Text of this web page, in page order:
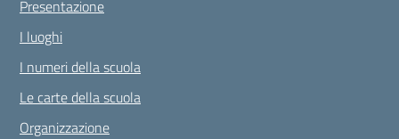
Presentazione
I luoghi
I numeri della scuola
Le carte della scuola
Organizzazione